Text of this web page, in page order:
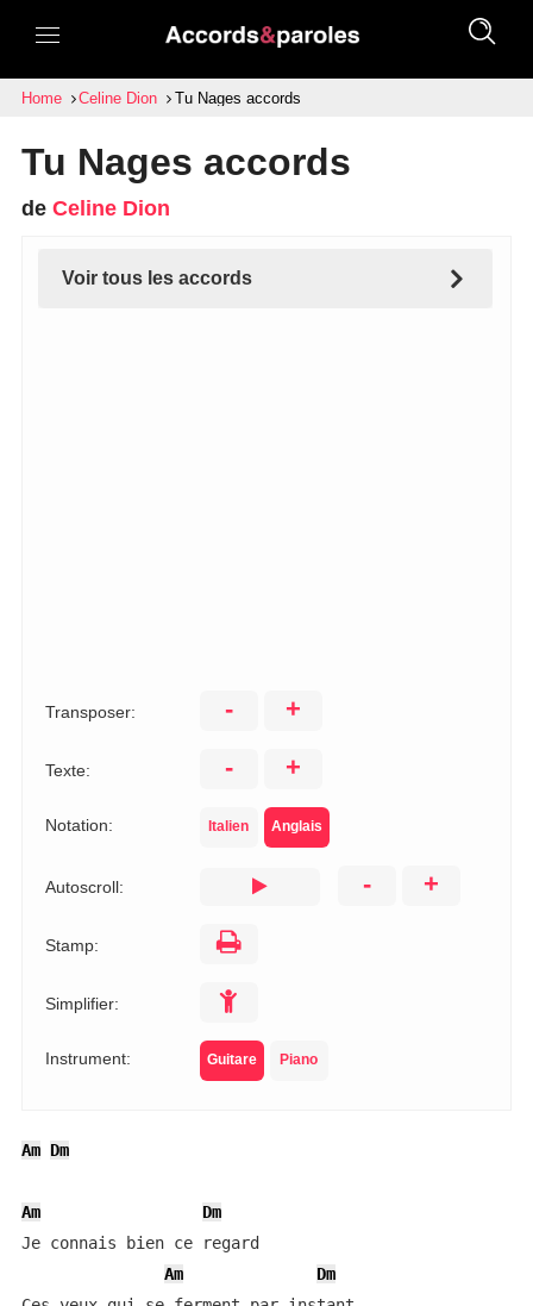
Home Celine Dion Tu Nages accords
Tu Nages accords
de Celine Dion
Voir tous les accords
Transposer: - +
Texte: - +
Notation: Italien Anglais
Autoscroll: - +
Stamp:
Simplifier:
Instrument: Guitare Piano
Am Dm
Am
Dm
Je connais bien ce regard
Am
Dm